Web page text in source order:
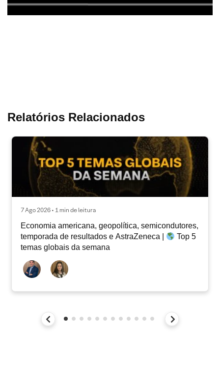
Relatórios Relacionados
7 Ago 2026 • 1 min de leitura
Economia americana, geopolítica, semicondutores,
temporada de resultados e AstraZeneca |
Top 5
temas globais da semana